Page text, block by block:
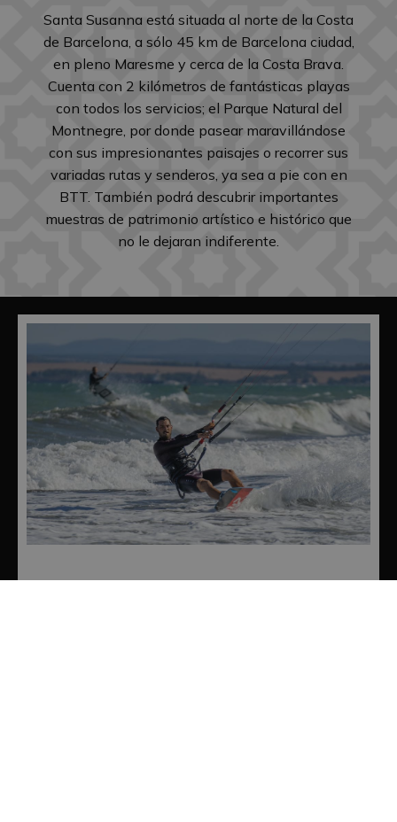
Santa Susanna está situada al norte de la Costa
de Barcelona, a sólo 45 km de Barcelona ciudad,
en pleno Maresme y cerca de la Costa Brava.
Cuenta con 2 kilómetros de fantásticas playas
con todos los servicios; el Parque Natural del
Montnegre, por donde pasear maravillándose
con sus impresionantes paisajes o recorrer sus
variadas rutas y senderos, ya sea a pie con en
BTT. También podrá descubrir importantes
muestras de patrimonio artístico e histórico que
no le dejaran indiferente.